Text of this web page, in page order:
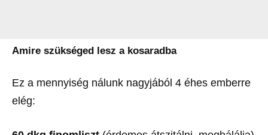
Amire szükséged lesz a kosaradba
Ez a mennyiség nálunk nagyjából 4 éhes emberre
elég: